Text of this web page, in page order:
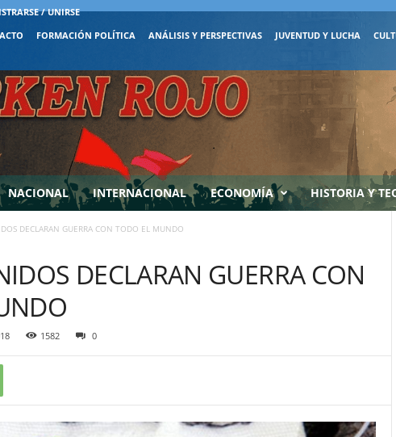
/ UNIRSE
FORMACIÓN POLÍTICA ANÁLISIS Y PERSPECTIVAS JUVENTUD Y LUCHA
NACIONAL INTERNACIONAL ECONOMÍA HISTORIA Y
DECLARAN GUERRA CON TODO EL MUNDO
DECLARAN GUERRA CON
1582 0